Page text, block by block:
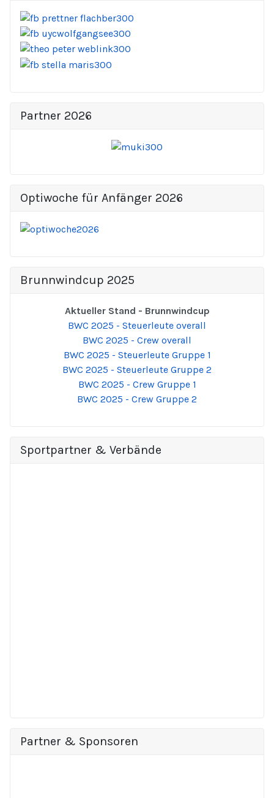
Partner 2026
Optiwoche für Anfänger 2026
Brunnwindcup 2025
Aktueller Stand - Brunnwindcup
BWC 2025 - Steuerleute overall
BWC 2025 - Crew overall
BWC 2025 - Steuerleute Gruppe 1
BWC 2025 - Steuerleute Gruppe 2
BWC 2025 - Crew Gruppe 1
BWC 2025 - Crew Gruppe 2
Sportpartner & Verbände
Partner & Sponsoren